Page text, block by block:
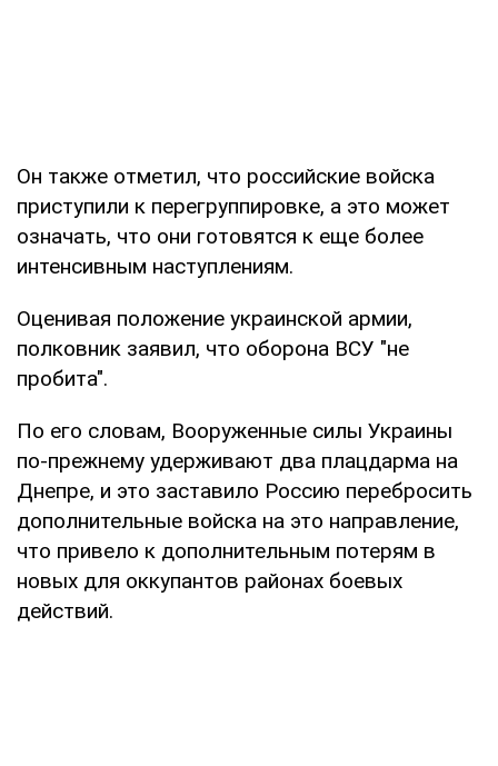
Он также отметил, что российские войска
приступили к перегруппировке, а это может
означать, что они готовятся к еще более
интенсивным наступлениям.
Оценивая положение украинской армии,
полковник заявил, что оборона ВСУ "не
пробита".
По его словам, Вооруженные силы Украины
по-прежнему удерживают два плацдарма на
Днепре, и это заставило Россию перебросить
дополнительные войска на это направление,
что привело к дополнительным потерям в
новых для оккупантов районах боевых
действий.